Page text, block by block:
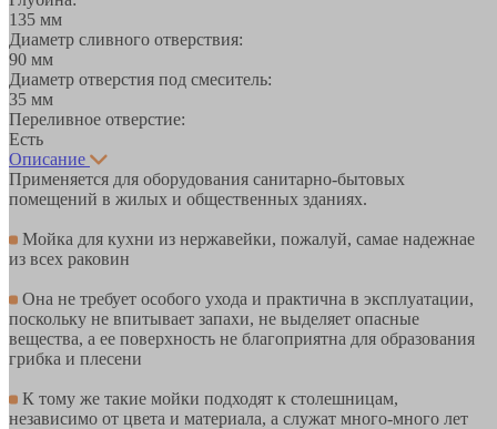
135 мм
Диаметр сливного отверствия:
90 мм
Диаметр отверстия под смеситель:
35 мм
Переливное отверстие:
Есть
Описание
Применяется для оборудования санитарно-бытовых
помещений в жилых и общественных зданиях.
Мойка для кухни из нержавейки, пожалуй, самае надежнае
из всех раковин
Она не требует особого ухода и практична в эксплуатации,
поскольку не впитывает запахи, не выделяет опасные
вещества, а ее поверхность не благоприятна для образования
грибка и плесени
К тому же такие мойки подходят к столешницам,
независимо от цвета и материала, а служат много-много лет